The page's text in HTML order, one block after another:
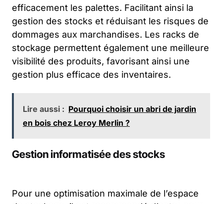
efficacement les palettes. Facilitant ainsi la
gestion des stocks et réduisant les risques de
dommages aux marchandises. Les racks de
stockage permettent également une meilleure
visibilité des produits, favorisant ainsi une
gestion plus efficace des inventaires.
Lire aussi : Pourquoi choisir un abri de jardin
en bois chez Leroy Merlin ?
Gestion informatisée des stocks
Pour une optimisation maximale de l’espace